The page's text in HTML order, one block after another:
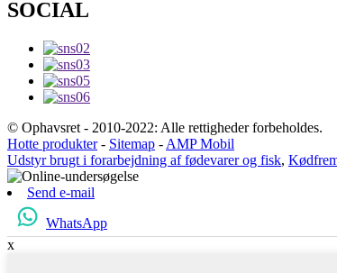
SOCIAL
© Ophavsret - 2010-2022: Alle rettigheder forbeholdes.
Hotte produkter- Sitemap - AMP Mobil
Udstyr brugt i forarbejdning af fødevarer og fisk,
Send e-mail
WhatsApp
x